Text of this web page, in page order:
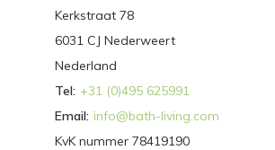
Kerkstraat 78
6031 CJ Nederweert
Nederland
Tel: +31 (0)495 625991
Email: info@bath-living.com
KvK nummer 78419190